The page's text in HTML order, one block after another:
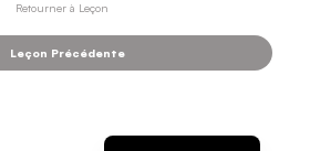
Leçon Précédente
Retourner à Leçon